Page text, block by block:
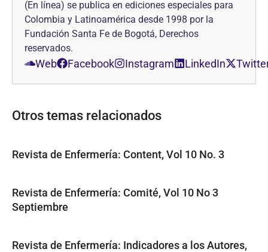
(En línea) se publica en ediciones especiales para
Colombia y Latinoamérica desde 1998 por la
Fundación Santa Fe de Bogotá, Derechos
reservados.
Web Facebook Instagram LinkedIn
Otros temas relacionados
Revista de Enfermería: Content, Vol 10 No. 3
Revista de Enfermería: Comité, Vol 10 No 3
Septiembre
Revista de Enfermería: Indicadores a los Autores,